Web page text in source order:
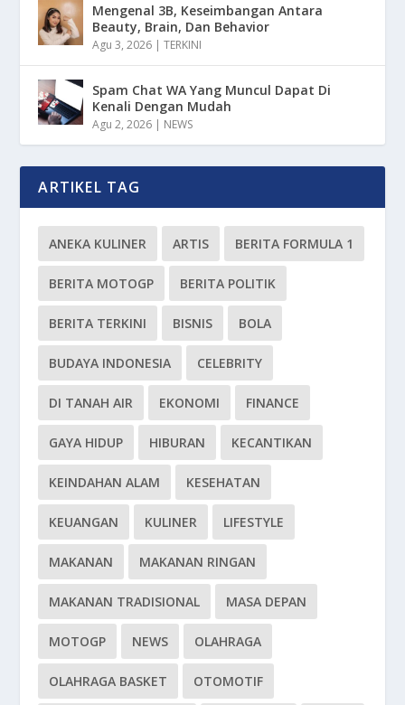
Mengenal 3B, Keseimbangan Antara
Beauty, Brain, Dan Behavior
Agu 3, 2026 |TERKINI
Spam Chat WA Yang Muncul Dapat Di
Kenali Dengan Mudah
Agu 2, 2026 | NEWS
ARTIKEL TAG
ANEKA KULINER ARTIS BERITA FORMULA 1
BERITA MOTOGP BERITA POLITIK
BERITA TERKINI BISNIS BOLA
BUDAYA INDONESIA CELEBRITY
DI TANAH AIR EKONOMI FINANCE
GAYA HIDUP HIBURAN KECANTIKAN
KEINDAHAN ALAM KESEHATAN
KEUANGAN KULINER LIFESTYLE
MAKANAN MAKANAN RINGAN
MAKANAN TRADISIONAL MASA DEPAN
MOTOGP NEWS OLAHRAGA
OLAHRAGA BASKET OTOMOTIF